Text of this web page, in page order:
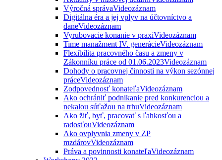
Výročná správaVideozáznam
Digitálna éra a jej vplyv na účtovníctvo a
daneVideozáznam
Vyrubovacie konanie v praxiVideozáznam
Time manažment IV. generácieVideozáznam
Flexibilita pracovného času a zmeny v
Zákonníku práce od 01.06.2023Videozáznam
Dohody o pracovnej činnosti na výkon sezónnej
práceVideozáznam
Zodpovednosť konateľaVideozáznam
Ako ochrániť podnikanie pred konkurenciou a
nekalou súťažou na trhuVideozáznam
Ako žiť, byť, pracovať s ľahkosťou a
radosťouVideozáznam
Ako ovplyvnia zmeny v ZP
mzdárovVideozáznam
Práva a povinnosti konateľaVideozáznam